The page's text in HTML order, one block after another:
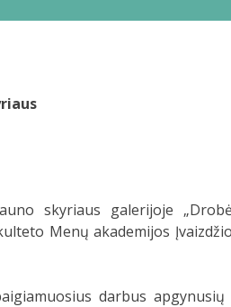
skyriaus galerijoje
Menų akademijos
darbus